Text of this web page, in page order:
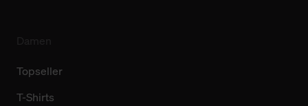
Topseller
T-Shirts